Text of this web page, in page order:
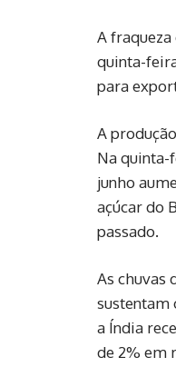
A
quinta-
para
A
Na quinta-
junho
açúcar do
passado.
As chuvas
sustentam
a Índia
de 2% em